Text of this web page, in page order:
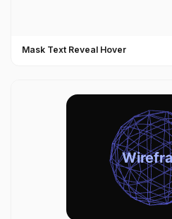
Mask Text Reveal Hover